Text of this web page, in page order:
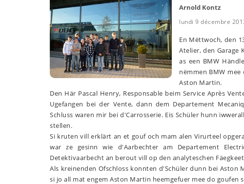
Arnold Kontz
lundi 9 décembre
En Mëttwoch, den
Atelier, den Garage
as een BMW
nëmmen BMW
Aston Martin.
Den Här Pascal Henry, Responsable beim Service Après
Ugefangen bei der Vente, dann dem Departement
Schluss waren mir bei d'Carrosserie. Eis Schüler hunn
stellen.
Si kruten vill erklärt an et gouf och mam alen Virurteel
war ze gesinn wie d'Aarbechter am Departement
Detektivaarbecht an berout vill op den analyteschen
Als kreinenden Ofschloss konnten d'Schüler dunn bei Aston
si jo all mat engem Aston Martin heemgefuer mee do goufen